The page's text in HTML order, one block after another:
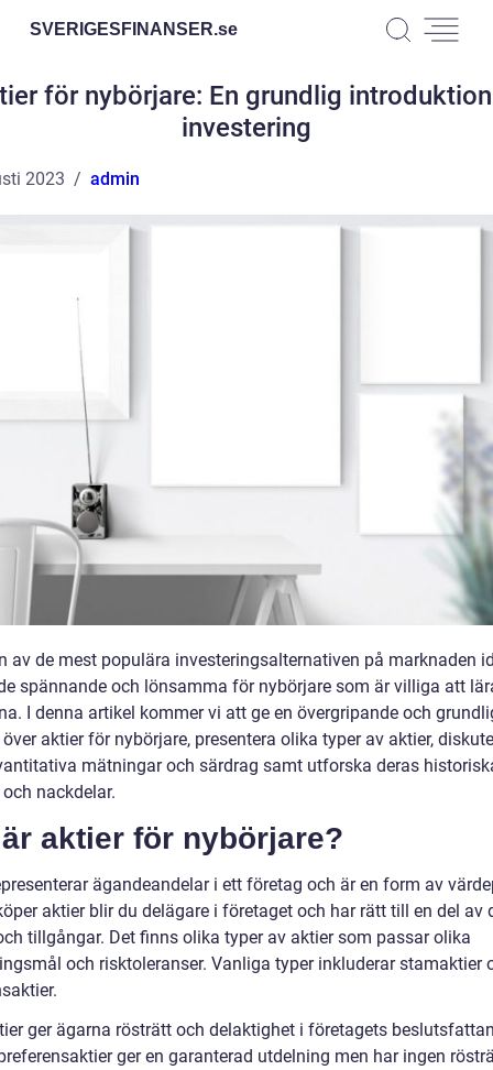
SVERIGESFINANSER.se
för nybörjare: En grundlig
investering
2023 admin
av de mest populära investeringsalternativen på marknaden
spännande och lönsamma för nybörjare som är villiga att
I denna artikel kommer vi att ge en övergripande och
aktier för nybörjare, presentera olika typer av aktier,
mätningar och särdrag samt utforska deras
nackdelar.
aktier för nybörjare?
ägandeandelar i ett företag och är en form av
aktier blir du delägare i företaget och har rätt till en del av
tillgångar. Det finns olika typer av aktier som passar olika
och risktoleranser. Vanliga typer inkluderar stamaktier
ger ägarna rösträtt och delaktighet i företagets
ger en garanterad utdelning men har ingen